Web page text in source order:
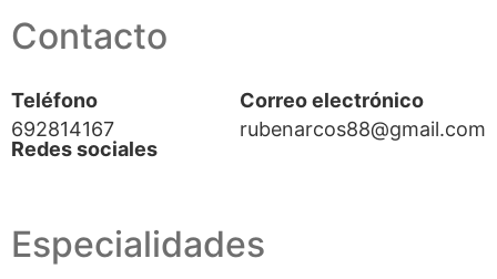
Contacto
Teléfono
692814167
Correo electrónico
rubenarcos88@gmail.com
Redes sociales
Especialidades